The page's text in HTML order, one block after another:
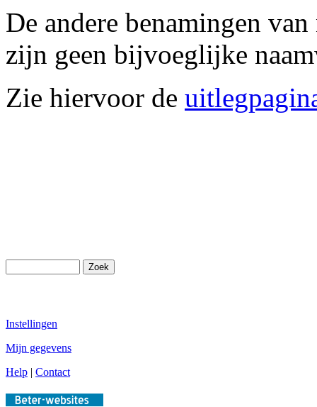
De andere benamingen
zijn geen bijvoeglijke
Zie hiervoor de
Instellingen
Mijn gegevens
Help | Contact